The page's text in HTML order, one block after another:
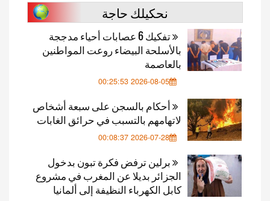
نحكيلك حاجة
تفكيك 6 عصابات أحياء مدججة
بالأسلحة البيضاء روعت المواطنين
بالعاصمة
2026-08-05 00:25:53
أحكام بالسجن على سبعة أشخاص
لاتهامهم بالتسبب في حرائق الغابات
2026-07-28 00:08:37
برلين ترفض فكرة تبون بدخول
الجزائر بديلا عن المغرب في مشروع
كابل الكهرباء النظيفة إلى ألمانيا